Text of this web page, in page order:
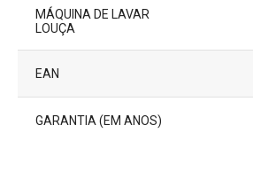
MÁQUINA DE LAVAR
LOUÇA
EAN
GARANTIA (EM ANOS)